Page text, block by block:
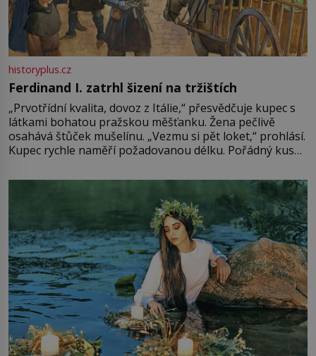
historyplus.cz
Ferdinand I. zatrhl šizení na tržištích
„Prvotřídní kvalita, dovoz z Itálie,“ přesvědčuje kupec s
látkami bohatou pražskou měšťanku. Žena pečlivě
osahává štůček mušelínu. „Vezmu si pět loket,“ prohlásí.
Kupec rychle naměří požadovanou délku. Pořádný kus
milostpaní. Stačí jenom na sukni,“ zhodnotí švadlena
množství růžového mušelínu. „Ošidili vás, podívejte.“